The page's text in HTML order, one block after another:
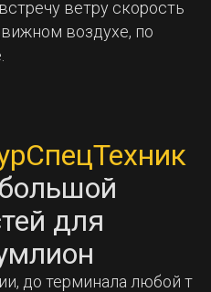
ветру скорость
воздухе, по
для
до терминала любой т